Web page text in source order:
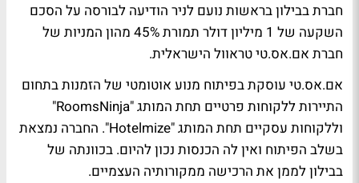
חברת בבילון בראשות נועם לניר הודיעה לבורסה על הסכם
השקעה של 1 מיליון דולר תמורת 45% מהון המניות של
חברת אם.אס.טי טראוול הישראלית.
אם.אס.טי עוסקת בפיתוח מנוע אוטומטי של הזמנות בתחום
התיירות ללקוחות פרטיים תחת המותג "RoomsNinja"
וללקוחות עסקיים תחת המותג "Hotelmize". החברה נמצאת
בשלב הפיתוח ואין לה הכנסות נכון להיום. בכוונתה של
בבילון לממן את הרכישה ממקורותיה העצמיים.